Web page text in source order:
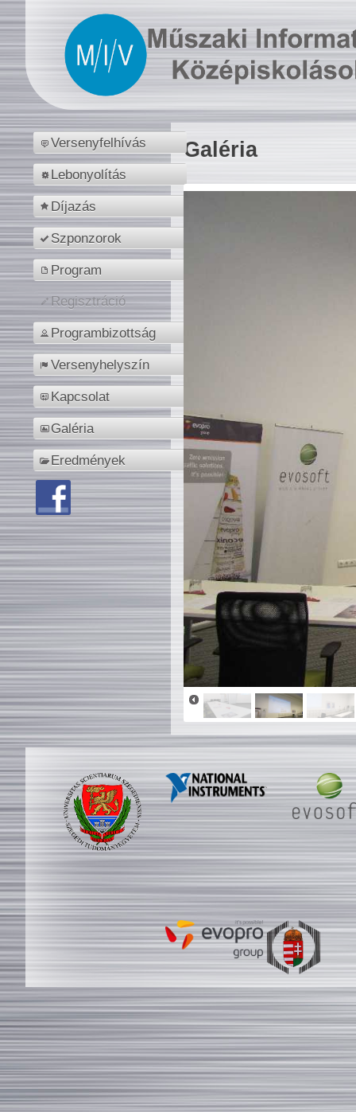
Versenyfelhívás
Lebonyolítás
Díjazás
Szponzorok
Program
Regisztráció
Programbizottság
Versenyhelyszín
Kapcsolat
Galéria
Eredmények
Galéria